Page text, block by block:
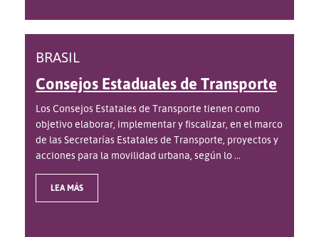
BRASIL
Consejos Estaduales de Transporte
Los Consejos Estatales de Transporte tienen como
objetivo elaborar, implementar y fiscalizar, en el marco
de las Secretarías Estatales de Transporte, proyectos y
acciones para la movilidad urbana, según lo ...
LEA MÁS